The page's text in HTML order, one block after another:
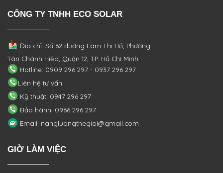
CÔNG TY TNHH ECO SOLAR
Địa chỉ: Số 62 đường Lâm Thị Hố, Phường
Tân Chánh Hiệp, Quận 12, TP. Hồ Chí Minh
Hotline: 0909 296 297 - 0937 296 297
Liên hệ tư vấn
Kỹ thuật: 0947 296 297
Bảo hành: 0966 296 297
Email: nangluongthegioi@gmail.com
GIỜ LÀM VIỆC